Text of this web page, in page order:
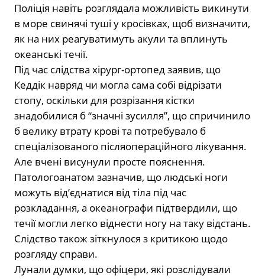
Поліція навіть розглядала можливість викинути
в море свинячі туші у кросівках, щоб визначити,
як на них реагуватимуть акули та вплинуть
океанські течії.
Під час слідства хірург-ортопед заявив, що
Кеддік навряд чи могла сама собі відрізати
стопу, оскільки для розрізання кістки
знадобилися б “значні зусилля”, що спричинило
б велику втрату крові та потребувало б
спеціалізованого післяопераційного лікування.
Але вчені висунули просте пояснення.
Патологоанатом зазначив, що людські ноги
можуть від’єднатися від тіла під час
розкладання, а океанографи підтвердили, що
течії могли легко віднести ногу на таку відстань.
Слідство також зіткнулося з критикою щодо
розгляду справи.
Лунали думки, що офіцери, які розслідували